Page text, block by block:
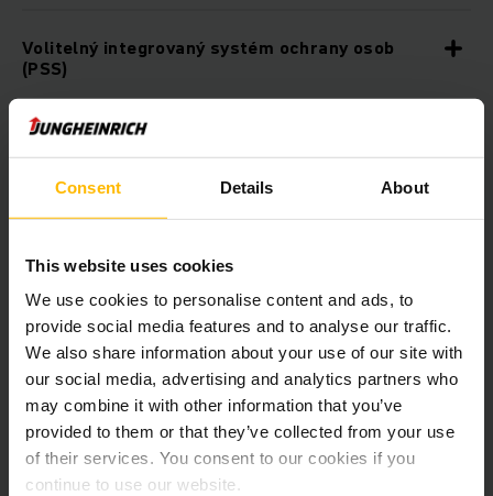
Consent Details About
This website uses cookies
We use cookies to personalise content and ads, to
provide social media features and to analyse our traffic.
We also share information about your use of our site with
our social media, advertising and analytics partners who
may combine it with other information that you’ve
provided to them or that they’ve collected from your use
of their services. You consent to our cookies if you
continue to use our website.
Volitelný integrovaný systém ochrany osob
(PSS)
uličky
Různé varianty zdvihových zařízení
Pokročilá ergonomie
Rozsáhlý program doplňkového vybavení